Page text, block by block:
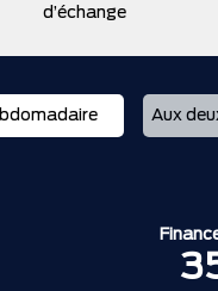
d’échange
Aux